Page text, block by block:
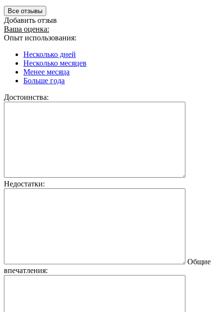
Все отзывы
Добавить отзыв
Ваша оценка:
Опыт использования:
Несколько дней
Несколько месяцев
Менее месяца
Больше года
Достоинства:
Недостатки:
Общие
впечатления: